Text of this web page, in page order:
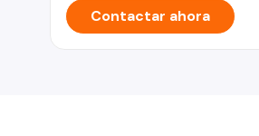
Contactar ahora